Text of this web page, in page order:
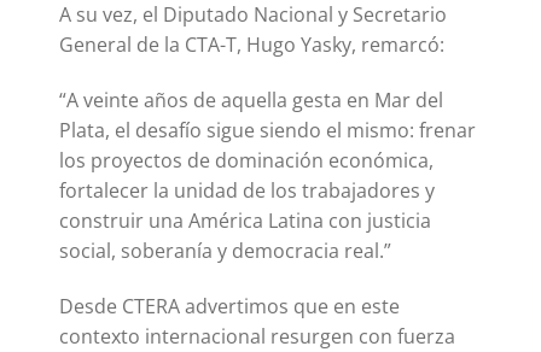
A su vez, el Diputado Nacional y Secretario
General de la CTA-T, Hugo Yasky, remarcó:
“A veinte años de aquella gesta en Mar del
Plata, el desafío sigue siendo el mismo: frenar
los proyectos de dominación económica,
fortalecer la unidad de los trabajadores y
construir una América Latina con justicia
social, soberanía y democracia real.”
Desde CTERA advertimos que en este
contexto internacional resurgen con fuerza